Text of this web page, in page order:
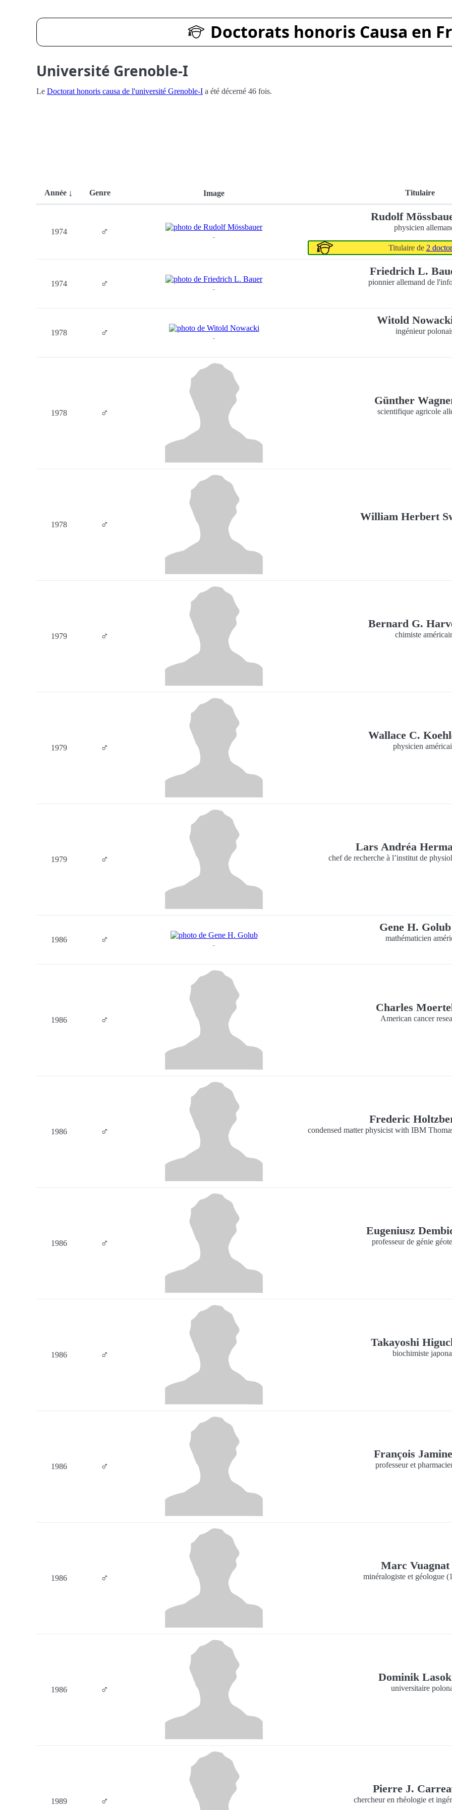
Doctorats honoris Causa en
Université Grenoble-I
Le Doctorat honoris causa de l'université Grenoble-I a été décerné 46 fois.
Année Genre Image Titulaire
1974 ♂ -
Rudolf
physicien
Titulaire de 2
1974 ♂ -
Friedrich L.
pionnier allemand de
1978 ♂ -
Witold
ingénieur
1978 ♂
Günther
scientifique agricole
1978 ♂
William Herbert
1979 ♂
Bernard G.
chimiste
1979 ♂
Wallace C.
physicien
1979 ♂
Lars Andréa
chef de recherche à l’institut de
1986 ♂ -
Gene H. Golub
mathématicien
1986 ♂
Charles
American cancer
1986 ♂
Frederic
condensed matter physicist with IBM
1986 ♂
Eugeniusz
professeur de génie
1986 ♂
Takayoshi
biochimiste
1986 ♂
François
professeur et
1986 ♂
Marc Vuagnat
minéralogiste et géologue
1986 ♂
Dominik Lasok
universitaire
1989 ♂
Pierre J.
chercheur en rhéologie et